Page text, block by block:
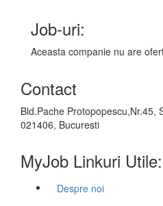
Job-uri:
Aceasta companie nu are
Contact
Bld.Pache Protopopescu,Nr.45,
021406, Bucuresti
MyJob Linkuri Utile:
Despre noi